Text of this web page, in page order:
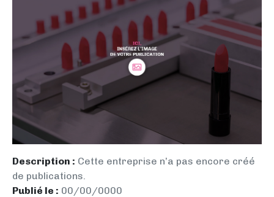
Description : Cette entreprise n’a pas encore créé
de publications.
Publié le : 00/00/0000